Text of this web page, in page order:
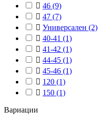
 46 (9)
 47 (7)
 Универсален (2)
 40-41 (1)
 41-42 (1)
 44-45 (1)
 45-46 (1)
 120 (1)
 150 (1)
Вариации